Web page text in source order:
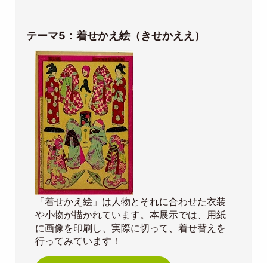
テーマ5：着せかえ絵（きせかええ）
Image
「着せかえ絵」は人物とそれに合わせた衣装
や小物が描かれています。本展示では、用紙
に画像を印刷し、実際に切って、着せ替えを
行ってみています！